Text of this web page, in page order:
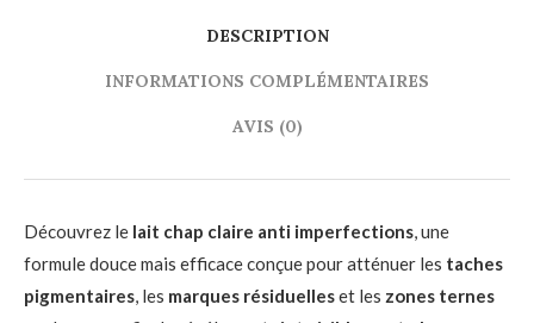
DESCRIPTION
INFORMATIONS COMPLÉMENTAIRES
AVIS (0)
Découvrez le lait chap claire anti imperfections, une
formule douce mais efficace conçue pour atténuer les taches
pigmentaires, les marques résiduelleset les zones ternes